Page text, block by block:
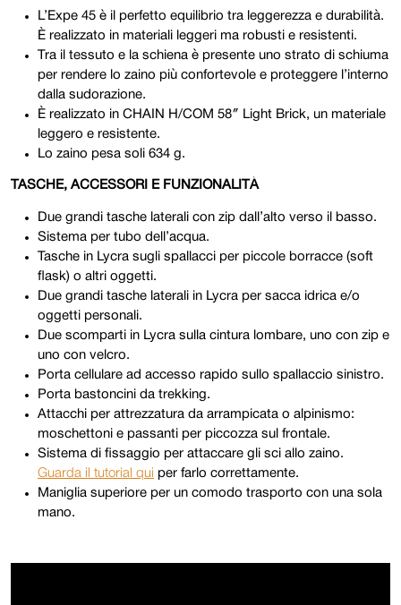
L’Expe 45 è il perfetto equilibrio tra leggerezza e durabilità.
È realizzato in materiali leggeri ma robusti e resistenti.
Tra il tessuto e la schiena è presente uno strato di schiuma
per rendere lo zaino più confortevole e proteggere l’interno
dalla sudorazione.
È realizzato in CHAIN H/COM 58″ Light Brick, un materiale
leggero e resistente.
Lo zaino pesa soli 634 g.
TASCHE, ACCESSORI E FUNZIONALITÀ
Due grandi tasche laterali con zip dall’alto verso il basso.
Sistema per tubo dell’acqua.
Tasche in Lycra sugli spallacci per piccole borracce (soft
flask) o altri oggetti.
Due grandi tasche laterali in Lycra per sacca idrica e/o
oggetti personali.
Due scomparti in Lycra sulla cintura lombare, uno con zip e
uno con velcro.
Porta cellulare ad accesso rapido sullo spallaccio sinistro.
Porta bastoncini da trekking.
Attacchi per attrezzatura da arrampicata o alpinismo:
moschettoni e passanti per piccozza sul frontale.
Sistema di fissaggio per attaccare gli sci allo zaino.
Guarda il tutorial qui per farlo correttamente.
Maniglia superiore per un comodo trasporto con una sola
mano.